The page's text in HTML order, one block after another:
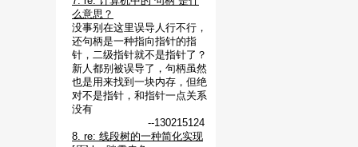
么意思？
没事别在这里误导人行不行，
还句柄是一种指向指针的指
针，二级指针就不是指针了？
新人都别被误导了，句柄虽然
也是用来找到一块内存，但绝
对不是指针，和指针一点关系
没有
--130215124
8. re: 线段树的一种简化实现